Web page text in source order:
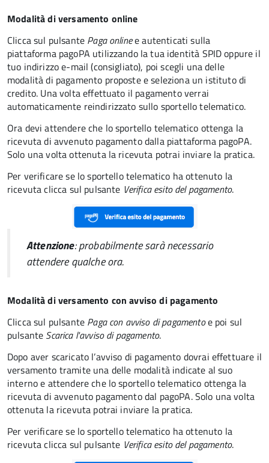
Modalità di versamento online
Clicca sul pulsante Paga onlinee autenticati sulla
piattaforma pagoPA utilizzando la tua identità SPID oppure il
tuo indirizzo e-mail (consigliato), poi scegli una delle
modalità di pagamento propostee seleziona un istituto di
credito. Una volta effettuato il pagamento verrai
automaticamente reindirizzato sullo sportello telematico.
Ora devi attendere che lo sportello telematico ottenga la
ricevuta di avvenuto pagamento dalla piattaforma pagoPA.
Solo una volta ottenuta la ricevuta potrai inviare la pratica.
Per verificare se lo sportello telematico ha ottenuto la
ricevuta clicca sul pulsante Verifica esito del pagamento.
Attenzione: probabilmente sarà necessario
attendere qualche ora.
Modalità di versamento con avviso di pagamento
Clicca sul pulsante Paga con avviso di pagamentoe poi sul
pulsante Scarica l'avviso di pagamento.
Dopo aver scaricato l’avviso di pagamento dovrai effettuare il
versamento tramite una delle modalità indicate al suo
interno e attendere che lo sportello telematico ottenga la
ricevuta di avvenuto pagamento dal pagoPA. Solo una volta
ottenuta la ricevuta potrai inviare la pratica.
Per verificare se lo sportello telematico ha ottenuto la
ricevuta clicca sul pulsante Verifica esito del pagamento.